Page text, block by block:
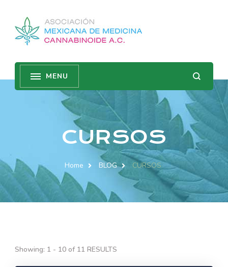
CURSOS
Home BLOG CURSOS
Showing: 1 - 10 of 11 RESULTS